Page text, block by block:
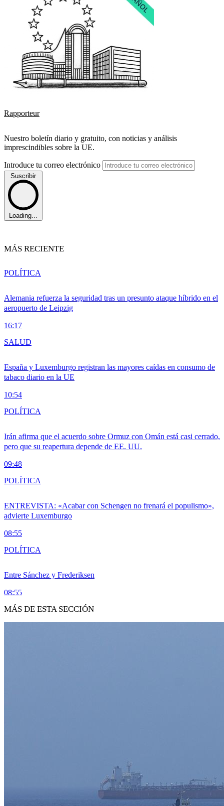
Rapporteur
Nuestro boletín diario y gratuito, con noticias y análisis
imprescindibles sobre la UE.
Introduce tu correo electrónico
Suscribir
Loading...
MÁS RECIENTE
Alemania refuerza la seguridad tras un presunto ataque híbrido en el
aeropuerto de Leipzig
16:17
POLÍTICA
España y Luxemburgo registran las mayores caídas en consumo de
tabaco diario en la UE
10:54
SALUD
Irán afirma que el acuerdo sobre Ormuz con Omán está casi cerrado,
pero que su reapertura depende de EE. UU.
09:48
POLÍTICA
ENTREVISTA: «Acabar con Schengen no frenará el populismo»,
advierte Luxemburgo
08:55
POLÍTICA
Entre Sánchez y Frederiksen
08:55
POLÍTICA
MÁS DE ESTA SECCIÓN